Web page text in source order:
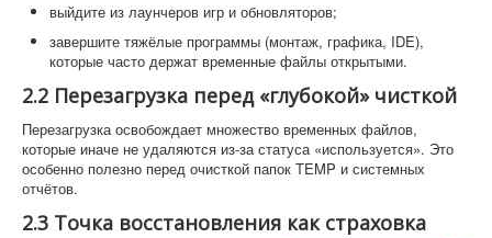
выйдите из лаунчеров игр и обновляторов;
завершите тяжёлые программы (монтаж, графика, IDE),
которые часто держат временные файлы открытыми.
2.2 Перезагрузка перед «глубокой» чисткой
Перезагрузка освобождает множество временных файлов,
которые иначе не удаляются из-за статуса «используется». Это
особенно полезно перед очисткой папок TEMP и системных
отчётов.
2.3 Точка восстановления как страховка